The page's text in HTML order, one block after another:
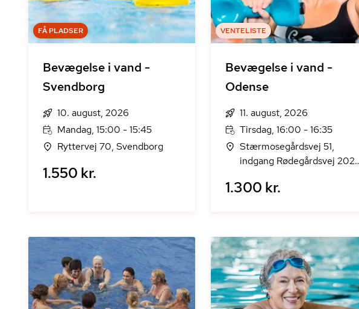
FÅ PLADSER
Bevægelse i vand -
Svendborg
10. august, 2026
Mandag, 15:00 - 15:45
Ryttervej 70, Svendborg
1.550 kr.
VENTELISTE
Bevægelse i vand -
Odense
11. august, 2026
Tirsdag, 16:00 - 16:35
Stærmosegårdsvej 51,
indgang Rødegårdsvej 202,
1.300 kr.